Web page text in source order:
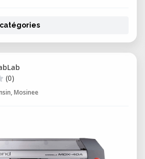
(0)
Mosinee